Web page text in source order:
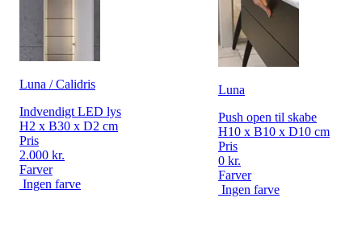
Luna / Calidris
Indvendigt LED lys
H2 x B30 x D2 cm
Pris
2.000 kr.
Farver
Ingen farve
Luna
Push open til skabe
H10 x B10 x D10 cm
Pris
0 kr.
Farver
Ingen farve